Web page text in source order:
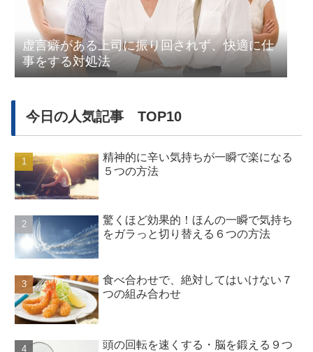
虚言癖がある上司に振り回されず、快適に仕
事をする対処法
今日の人気記事 TOP10
精神的に辛い気持ちが一瞬で楽になる
５つの方法
驚くほど効果的！ほんの一瞬で気持ち
をガラっと切り替える６つの方法
食べ合わせで、絶対してはいけない７
つの組み合わせ
頭の回転を速くする・脳を鍛える９つ